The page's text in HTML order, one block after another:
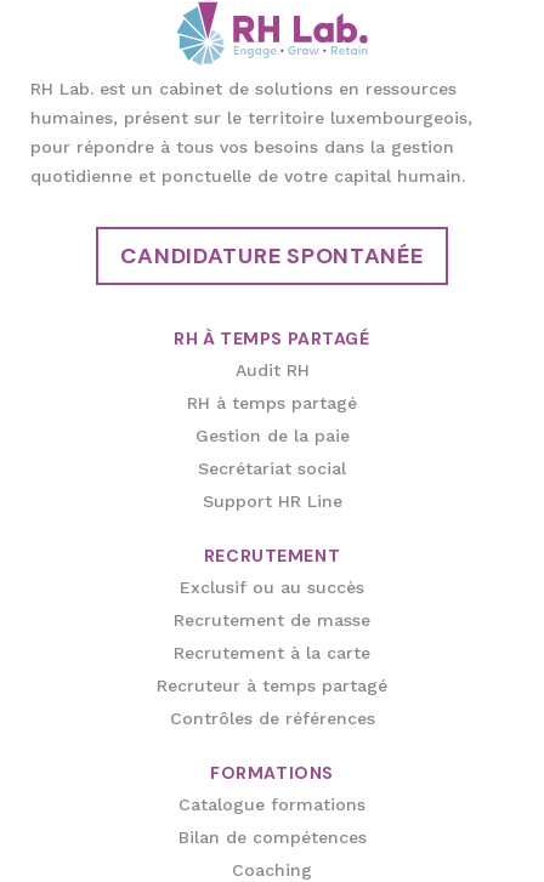
RH Lab. est un cabinet de solutions en ressources
humaines, présent sur le territoire luxembourgeois,
pour répondre à tous vos besoins dans la gestion
quotidienne et ponctuelle de votre capital humain.
CANDIDATURE SPONTANÉE
RH À TEMPS PARTAGÉ
Audit RH
RH à temps partagé
Gestion de la paie
Secrétariat social
Support HR Line
RECRUTEMENT
Exclusif ou au succès
Recrutement de masse
Recrutement à la carte
Recruteur à temps partagé
Contrôles de références
FORMATIONS
Catalogue formations
Bilan de compétences
Coaching